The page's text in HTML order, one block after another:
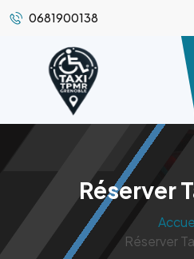
0681900138
Réserver
Réserver